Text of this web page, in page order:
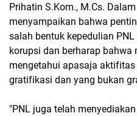
Prihatin S.Kom., M.Cs.
menyampaikan bahwa
salah bentuk kepedulian
korupsi dan berharap
mengetahui apasaja
gratifikasi dan yang bukan
"PNL juga telah